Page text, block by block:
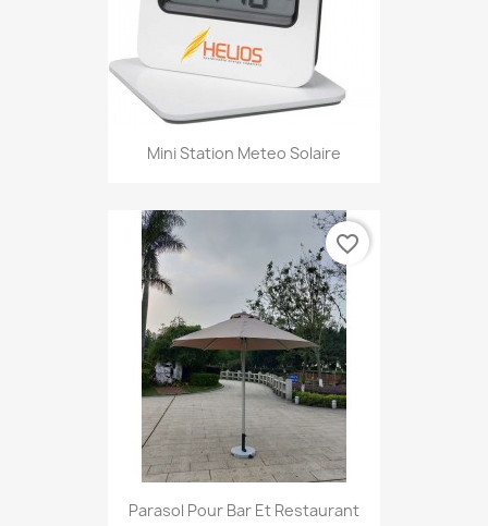
Mini Station Meteo Solaire
Parasol Pour Bar Et Restaurant
favorite_border